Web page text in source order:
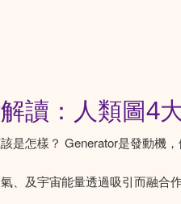
讀：人類圖4
是怎樣？ Generator是發動機
、及宇宙能量透過吸引而融合作